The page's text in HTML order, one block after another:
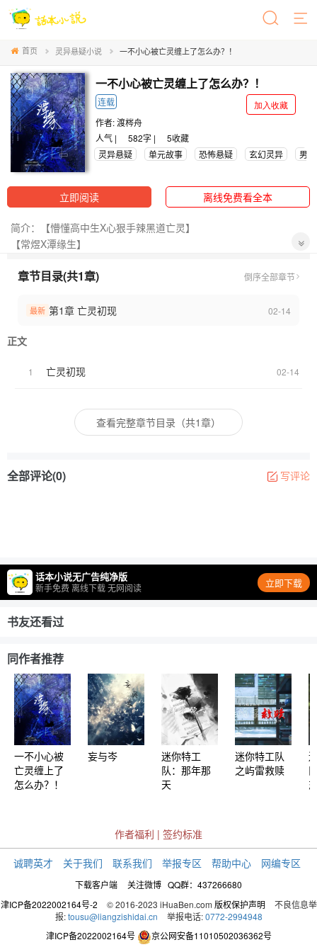
首页 灵异悬疑小说 一不小心被亡灵缠上了怎么办？！
一不小心被亡灵缠上了怎么办？！
连载
加入收藏
作者:渡梣舟
人气 |
582字 | 5收藏
灵异悬疑
单元故事 恐怖悬疑 玄幻灵异 男频
立即阅读 离线免费看全本
简介：【懵懂高中生X心狠手辣黑道亡灵】
【常煜X潭缘生】
的匕首就意外解锁亡灵绑定，他的梦想是想当一个社畜不是去送死
我还年轻我不去！
饰：“吵死了。”
潭缘生望着匕首，粉眸在常煜眼里像是血红——宛如从地狱爬出来
“既然被你捡到且激活，那我离不开你了。”
且看中国高中生如何横扫东京解开东京地下未知秘密。
我有点不清楚是男频还是女频。。。
章节目录(共1章) 倒序全部章节
最新 第1章 亡灵初现 02-14
正文
1 亡灵初现 02-14
查看完整章节目录（共1章）
全部评论(0) 写评论
话本小说无广告纯净版
新手免费 离线下载 无网阅读 立即下载
书友还看过
同作者推荐
一不小心被
亡灵缠上了
怎么办？！
妄与岑
迷你特工
队：那年那
天
迷你特工队
之屿雷救赎
作者福利 | 签约标准
诚聘英才 关于我们 联系我们 举报专区 帮助中心 网编专区
下载客户端 关注微博 QQ群：437266680
津ICP备2022002164号-2
© 2016-2023 iHuaBen.com 版权保护声明
不良信息举
报: tousu@liangzishidai.cn 举报电话: 0772-2994948
津ICP备2022002164号
京公网安备11010502036362号